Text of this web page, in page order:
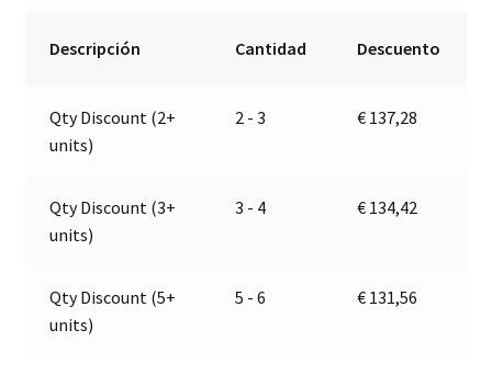
Jokon
06052
Descripción Cantidad Descuento
Qty Discount (2+
units)
2 - 3 € 137,28
Qty Discount (3+
units)
3 - 4 € 134,42
Qty Discount (5+
units)
5 - 6 € 131,56